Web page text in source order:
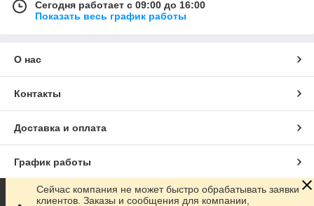
Сегодня работает с 09:00 до 16:00
Показать весь график работы
О нас
Контакты
Доставка и оплата
График работы
Полная версия сайта
Сейчас компания не может быстро обрабатывать заявки
клиентов. Заказы и сообщения для компании,